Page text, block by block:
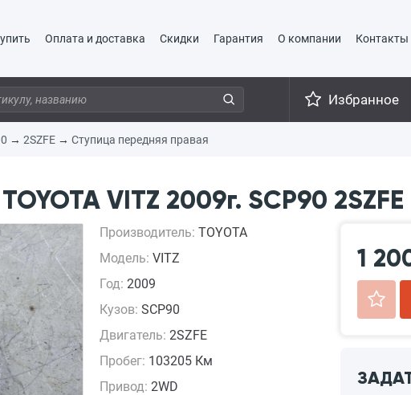
Оплата и доставка Скидки Гарантия О компании Контакты
Избранное
→ 2SZFE → Ступица передняя правая
VITZ 2009г. SCP90 2SZFE
Производитель: TOYOTA
Модель: VITZ
Год: 2009
Кузов: SCP90
Двигатель: 2SZFE
Пробег: 103205 Км
Привод: 2WD
1
+